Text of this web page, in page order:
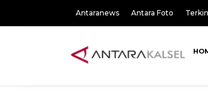
Antaranews Antara Foto